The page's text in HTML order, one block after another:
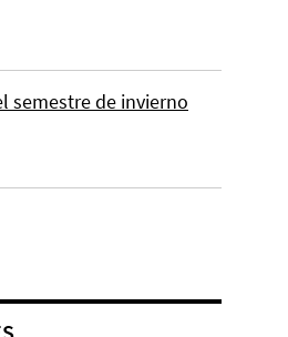
semestre de invierno